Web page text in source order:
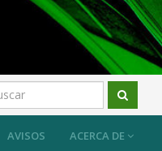
AVISOS ACERCA DE
Artículos